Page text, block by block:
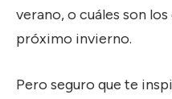
verano, o cuáles son
próximo invierno.
Pero seguro que te